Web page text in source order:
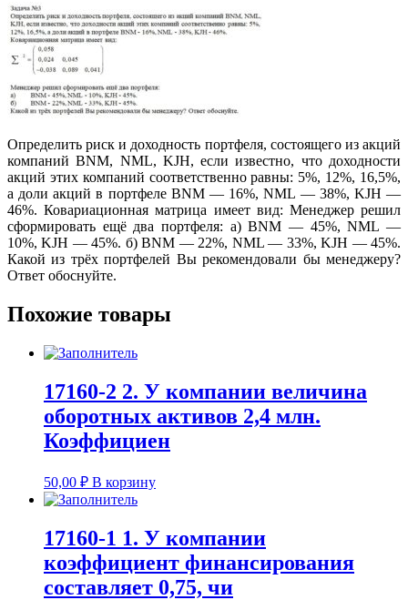
Определить риск и доходность портфеля, состоящего из акций
компаний BNM, NML, KJH, если известно, что доходности
акций этих компаний соответственно равны: 5%, 12%, 16,5%,
а доли акций в портфеле BNM — 16%, NML — 38%, KJH —
46%. Ковариационная матрица имеет вид: Менеджер решил
сформировать ещё два портфеля: а) BNM — 45%, NML —
10%, KJH — 45%. б) BNM — 22%, NML — 33%, KJH — 45%.
Какой из трёх портфелей Вы рекомендовали бы менеджеру?
Ответ обоснуйте.
Похожие товары
17160-2 2. У компании величина
оборотных активов 2,4 млн.
Коэффициен
50,00 ₽ В корзину
17160-1 1. У компании
коэффициент финансирования
составляет 0,75, чи